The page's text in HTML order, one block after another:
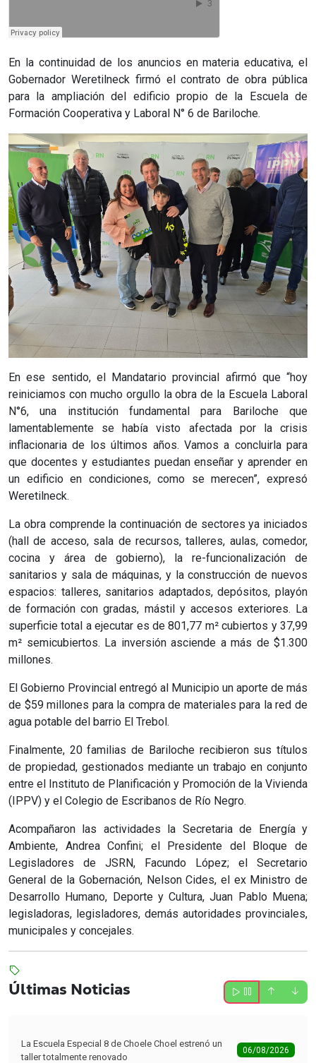
En la continuidad de los anuncios en materia educativa, el
Gobernador Weretilneck firmó el contrato de obra pública
para la ampliación del edificio propio de la Escuela de
Formación Cooperativa y Laboral N° 6 de Bariloche.
En ese sentido, el Mandatario provincial afirmó que “hoy
reiniciamos con mucho orgullo la obra de la Escuela Laboral
N°6, una institución fundamental para Bariloche que
lamentablemente se había visto afectada por la crisis
inflacionaria de los últimos años. Vamos a concluirla para
que docentes y estudiantes puedan enseñar y aprender en
un edificio en condiciones, como se merecen”, expresó
Weretilneck.
La obra comprende la continuación de sectores ya iniciados
(hall de acceso, sala de recursos, talleres, aulas, comedor,
cocina y área de gobierno), la re-funcionalización de
sanitarios y sala de máquinas, y la construcción de nuevos
espacios: talleres, sanitarios adaptados, depósitos, playón
de formación con gradas, mástil y accesos exteriores. La
superficie total a ejecutar es de 801,77 m² cubiertos y 37,99
m² semicubiertos. La inversión asciende a más de $1.300
millones.
El Gobierno Provincial entregó al Municipio un aporte de más
de $59 millones para la compra de materiales para la red de
agua potable del barrio El Trebol.
Finalmente, 20 familias de Bariloche recibieron sus títulos
de propiedad, gestionados mediante un trabajo en conjunto
entre el Instituto de Planificación y Promoción de la Vivienda
(IPPV) y el Colegio de Escribanos de Río Negro.
Acompañaron las actividades la Secretaria de Energía y
Ambiente, Andrea Confini; el Presidente del Bloque de
Legisladores de JSRN, Facundo López; el Secretario
General de la Gobernación, Nelson Cides, el ex Ministro de
Desarrollo Humano, Deporte y Cultura, Juan Pablo Muena;
legisladoras, legisladores, demás autoridades provinciales,
municipales y concejales.
Últimas Noticias
La Escuela Especial 8 de Choele Choel estrenó un
taller totalmente renovado
06/08/2026